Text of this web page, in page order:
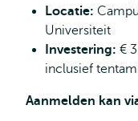
Locatie:
Universiteit
Investering: €
inclusief
Aanmelden kan